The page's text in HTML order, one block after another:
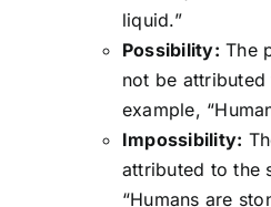
liquid.”
Possibility: The
not be
example,
Impossibility:
attributed to the
“Humans are